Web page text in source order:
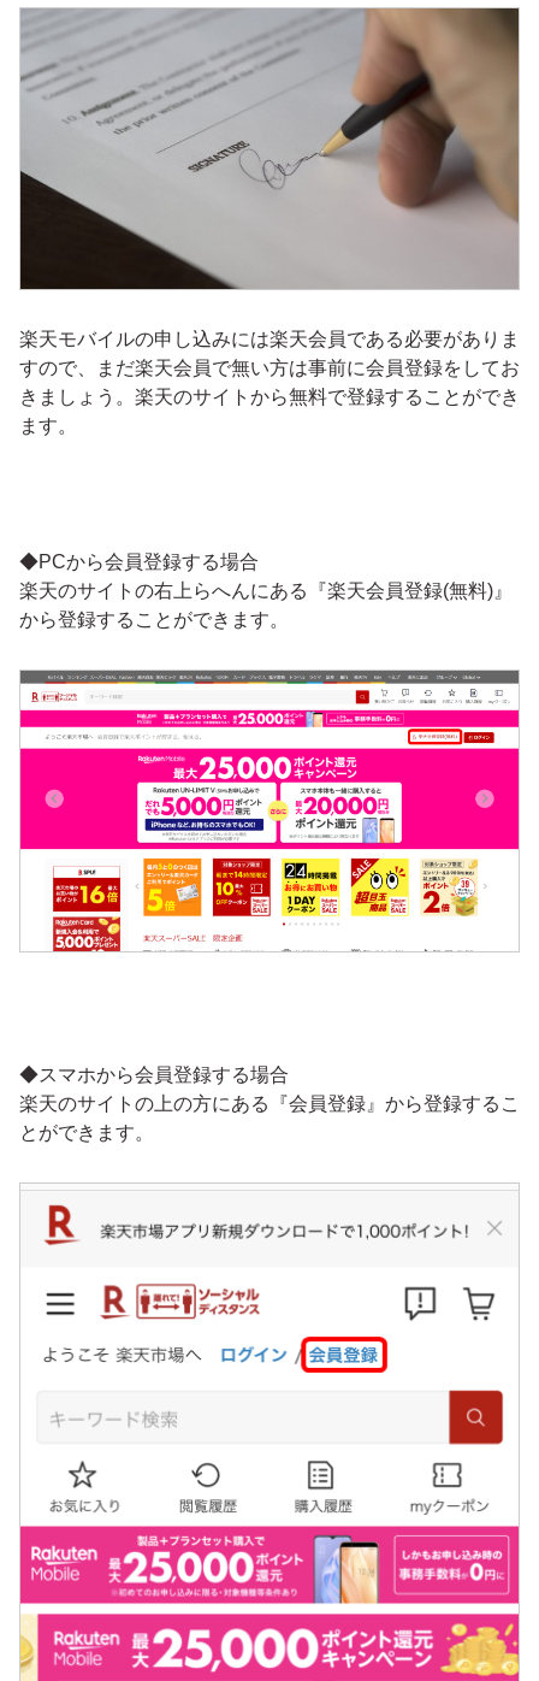
楽天モバイルの申し込みには楽天会員である必要がありま
すので、まだ楽天会員で無い方は事前に会員登録をしてお
きましょう。楽天のサイトから無料で登録することができ
ます。
◆PCから会員登録する場合
楽天のサイトの右上らへんにある『楽天会員登録(無料)』
から登録することができます。
◆スマホから会員登録する場合
楽天のサイトの上の方にある『会員登録』から登録するこ
とができます。